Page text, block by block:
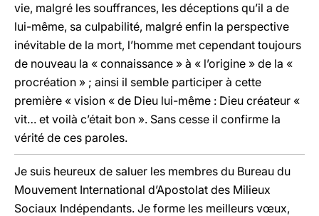
vie, malgré les souffrances, les déceptions qu’il a de
lui-même, sa culpabilité, malgré enfin la perspective
inévitable de la mort, l’homme met cependant toujours
de nouveau la « connaissance » à « l’origine » de la «
procréation » ; ainsi il semble participer à cette
première « vision « de Dieu lui-même : Dieu créateur «
vit… et voilà c’était bon ». Sans cesse il confirme la
vérité de ces paroles.
Je suis heureux de saluer les membres du Bureau du
Mouvement International d’Apostolat des Milieux
Sociaux Indépendants. Je forme les meilleurs vœux,